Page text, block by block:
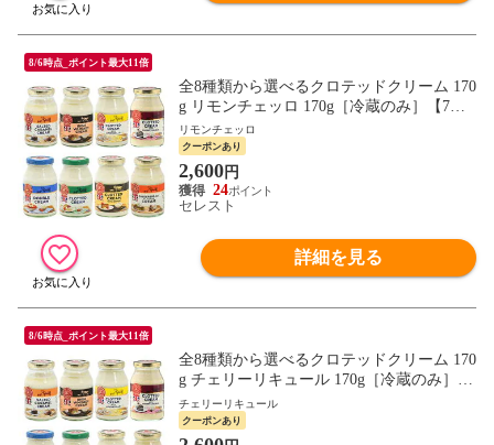
8/6時点_ポイント最大11倍
全8種類から選べるクロテッドクリーム 170
g リモンチェッロ 170g［冷蔵のみ］【7営
業日以内に出荷】[D][R]
リモンチェッロ
クーポンあり
2,600円
24
セレスト
詳細を見る
8/6時点_ポイント最大11倍
全8種類から選べるクロテッドクリーム 170
g チェリーリキュール 170g［冷蔵のみ］
【7営業日以内に出荷】[D][R]
チェリーリキュール
クーポンあり